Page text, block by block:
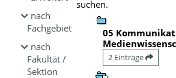
nach
Fachgebiet
nach
Fakultät /
Sektion
suchen.
05
2 Einträge